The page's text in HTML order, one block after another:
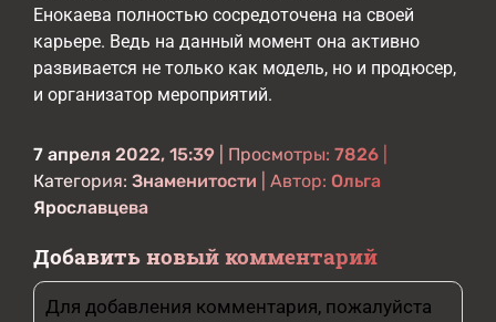
Енокаева полностью сосредоточена на своей
карьере. Ведь на данный момент она активно
развивается не только как модель, но и продюсер,
и организатор мероприятий.
7 апреля 2022, 15:39 | Просмотры: 7826
Категория: Знаменитости | Автор: Ольга
Ярославцева
Добавить новый комментарий
Для добавления комментария, пожалуйста